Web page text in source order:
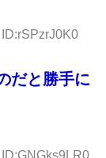
だと勝手に